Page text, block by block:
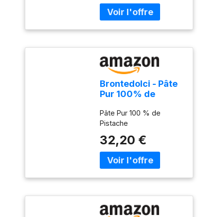
Brontedolci - Pâte
Pur 100% de
Verte - (500,
Grammes)
Pâte Pur 100 % de
Pistache
32,20 €